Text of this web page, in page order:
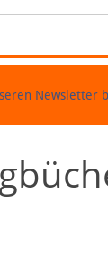
Newsletter